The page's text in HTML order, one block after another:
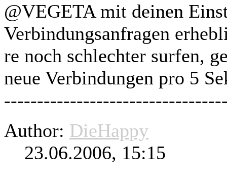
@VEGETA mit deinen
Verbindungsanfragen
re noch schlechter surfen,
neue Verbindungen pro 5
Author: DieHappy
23.06.2006, 15:15